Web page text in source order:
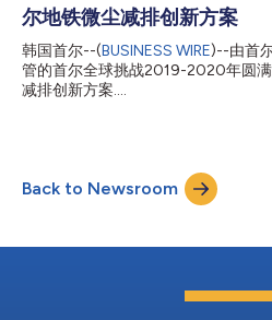
尔地铁微尘减排创新方案
韩国首尔--(BUSINESS WIRE)--由首
管的首尔全球挑战2019-2020年圆
减排创新方案....
Back to Newsroom